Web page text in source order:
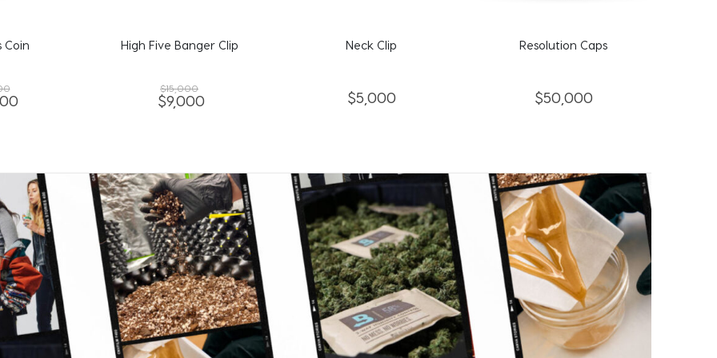
Clip Neck Clip
$5,000
Resolution Caps
$50,000